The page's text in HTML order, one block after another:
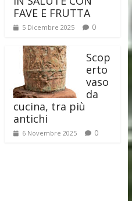
FAVE E FRUTTA
5 Dicembre 2025 0
Scop
erto
vaso
da
cucina, tra più
antichi
6 Novembre 2025 0